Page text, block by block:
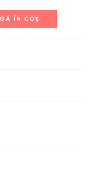
ÎN COȘ